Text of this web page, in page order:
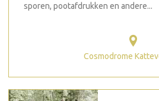
sporen, pootafdrukken en andere...
Cosmodrome